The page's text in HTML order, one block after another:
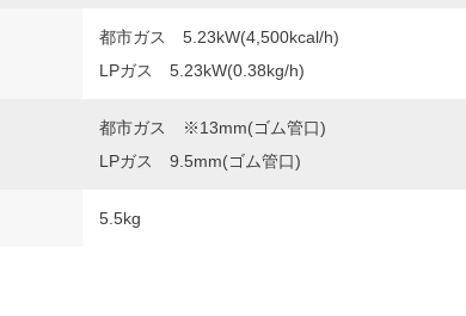
都市ガス 5.23kW(4,500kcal/h)
LPガス 5.23kW(0.38kg/h)
都市ガス ※13mm(ゴム管口)
LPガス 9.5mm(ゴム管口)
5.5kg